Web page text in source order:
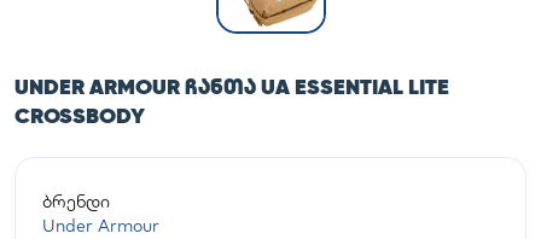
UNDER ARMOUR ᲩᲐᲜᲗᲐ UA ESSENTIAL LITE
CROSSBODY
ბრენდი
Under Armour